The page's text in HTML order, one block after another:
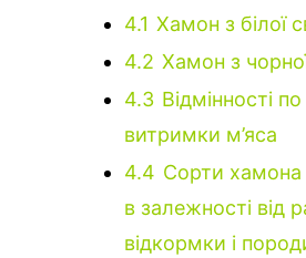
4.1 Хамон з білої
4.2 Хамон з
4.3 Відмінності
витримки м’яса
4.4 Сорти
в залежності від
відкормки і